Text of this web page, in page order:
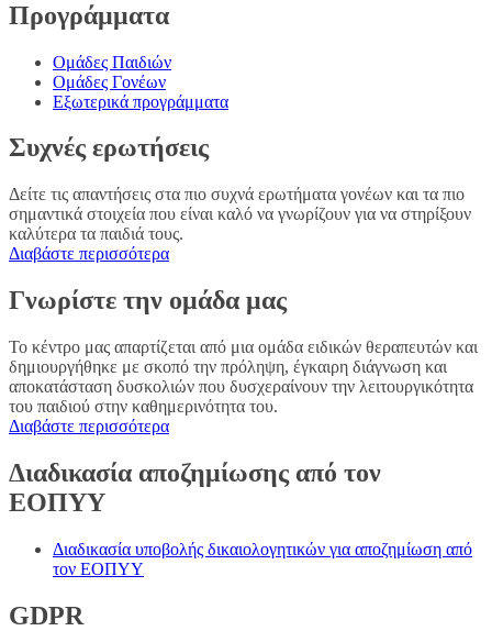
Προγράμματα
Ομάδες Παιδιών
Ομάδες Γονέων
Εξωτερικά προγράμματα
Συχνές ερωτήσεις
Δείτε τις απαντήσεις στα πιο συχνά ερωτήματα γονέων και τα πιο
σημαντικά στοιχεία που είναι καλό να γνωρίζουν για να στηρίξουν
καλύτερα τα παιδιά τους.
Διαβάστε περισσότερα
Γνωρίστε την ομάδα μας
Το κέντρο μας απαρτίζεται από μια ομάδα ειδικών θεραπευτών και
δημιουργήθηκε με σκοπό την πρόληψη, έγκαιρη διάγνωση και
αποκατάσταση δυσκολιών που δυσχεραίνουν την λειτουργικότητα
του παιδιού στην καθημερινότητα του.
Διαβάστε περισσότερα
Διαδικασία αποζημίωσης από τον
ΕΟΠΥΥ
Διαδικασία υποβολής δικαιολογητικών για αποζημίωση από
τον ΕΟΠΥΥ
GDPR